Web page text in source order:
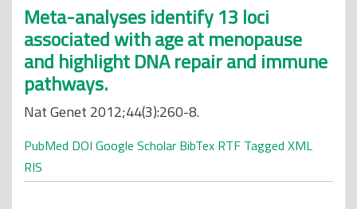
Meta-analyses identify 13 loci
associated with age at menopause
and highlight DNA repair and immune
pathways.
Nat Genet 2012;44(3):260-8.
PubMed DOI Google Scholar BibTex RTF Tagged XML
RIS